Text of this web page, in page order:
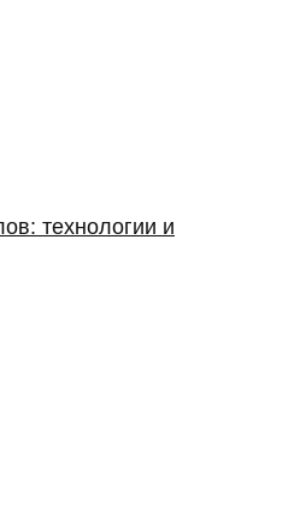
технологии и